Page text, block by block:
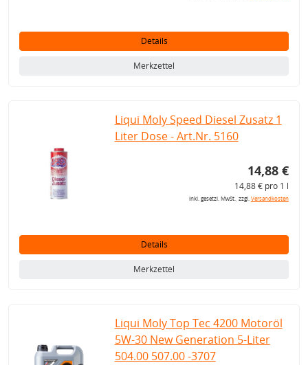
Details
Merkzettel
Liqui Moly Speed Diesel Zusatz 1
Liter Dose - Art.Nr. 5160
14,88 €
14,88 € pro 1 l
inkl. gesetzl. MwSt., zzgl.Versandkosten
Details
Merkzettel
Liqui Moly Top Tec 4200 Motoröl
5W-30 New Generation 5-Liter
504.00 507.00 -3707